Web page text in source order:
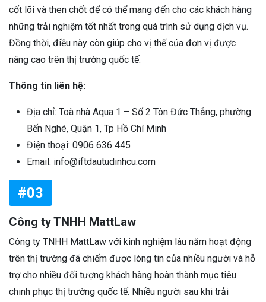
cốt lõi và then chốt để có thể mang đến cho các khách hàng
những trải nghiệm tốt nhất trong quá trình sử dụng dịch vụ.
Đồng thời, điều này còn giúp cho vị thế của đơn vị được
nâng cao trên thị trường quốc tế.
Thông tin liên hệ:
Địa chỉ: Toà nhà Aqua 1 – Số 2 Tôn Đức Thắng, phường
Bến Nghé, Quận 1, Tp Hồ Chí Minh
Điện thoại: ‭0906 636 445‬
Email: info@iftdautudinhcu.com
#03
Công ty TNHH MattLaw
Công ty TNHH MattLaw với kinh nghiệm lâu năm hoạt động
trên thị trường đã chiếm được lòng tin của nhiều người và hỗ
trợ cho nhiều đối tượng khách hàng hoàn thành mục tiêu
chinh phục thị trường quốc tế. Nhiều người sau khi trải